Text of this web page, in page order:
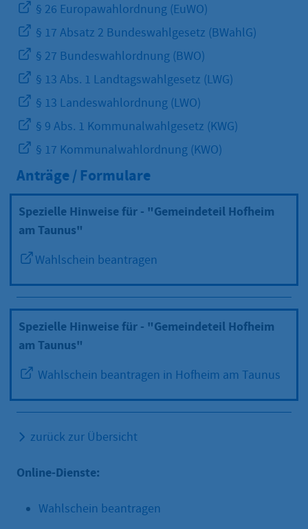
§ 26 Europawahlordnung (EuWO)
§ 17 Absatz 2 Bundeswahlgesetz (BWahlG)
§ 27 Bundeswahlordnung (BWO)
§ 13 Abs. 1 Landtagswahlgesetz (LWG)
§ 13 Landeswahlordnung (LWO)
§ 9 Abs. 1 Kommunalwahlgesetz (KWG)
§ 17 Kommunalwahlordnung (KWO)
Anträge / Formulare
Spezielle Hinweise für - "Gemeindeteil Hofheim
am Taunus"
Wahlschein beantragen
Spezielle Hinweise für - "Gemeindeteil Hofheim
am Taunus"
Wahlschein beantragen in Hofheim am Taunus
zurück zur Übersicht
Online-Dienste:
Wahlschein beantragen